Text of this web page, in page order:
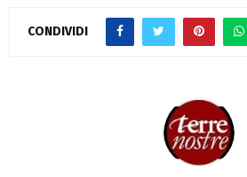
CONDIVIDI